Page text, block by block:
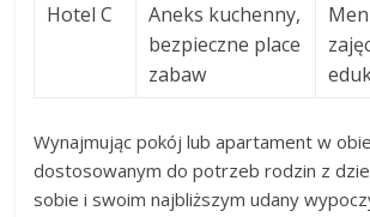
Hotel C
Aneks kuchenny,
bezpieczne place
zabaw
Wynajmując pokój lub apartament w
dostosowanym do potrzeb rodzin z
sobie i swoim najbliższym udany